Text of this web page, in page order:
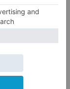
pero,
las calles,
nuestras